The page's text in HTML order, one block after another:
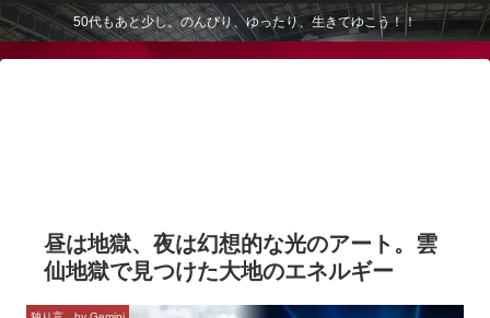
50代もあと少し。のんびり、ゆったり、生きてゆこう！！
昼は地獄、夜は幻想的な光のアート。雲
仙地獄で見つけた大地のエネルギー